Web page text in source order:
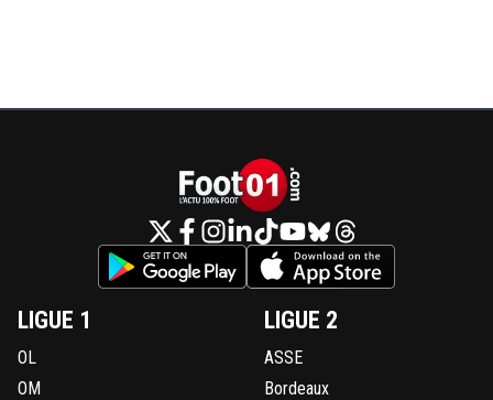
LIGUE 1
OL
OM
LIGUE 2
ASSE
Bordeaux